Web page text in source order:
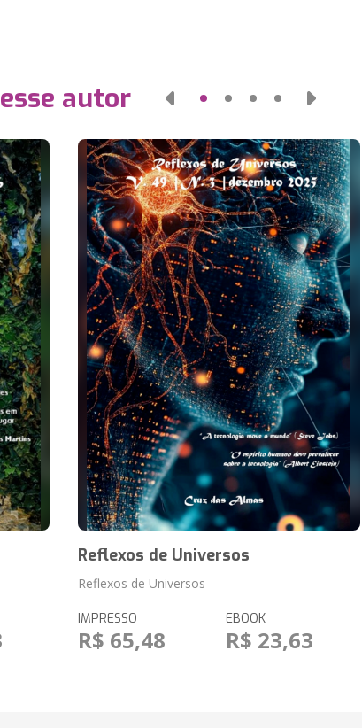
autor
Reflexos de Universos
Reflexos de Universos
IMPRESSO
R$ 65,48
EBOOK
R$ 23,63